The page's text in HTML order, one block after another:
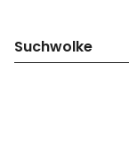
Suchwolke